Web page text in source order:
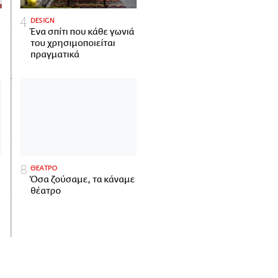
DESIGN
Ένα σπίτι που κάθε γωνιά
του χρησιμοποιείται
πραγματικά
ΘΕΑΤΡΟ
Όσα ζούσαμε, τα κάναμε
θέατρο